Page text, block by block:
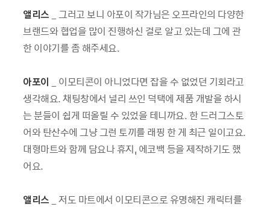
앨리스 _ 그러고 보니 아포이 작가님은 오프라인의 다양한
브랜드와 협업을 많이 진행하신 걸로 알고 있는데 그에 관
한 이야기를 좀 해주세요.
아포이 _ 이모티콘이 아니었다면 잡을 수 없었던 기회라고
생각해요. 채팅창에서 널리 쓰인 덕택에 제품 개발을 하시
는 분들이 쉽게 떠올릴 수 있었을 테니까요. 한 드러그스토
어와 탄산수에 그냥 그런 토끼를 래핑 한 게 최근 일이고요.
대형마트와 함께 담요나 휴지, 에코백 등을 제작하기도 했
어요.
앨리스 _ 저도 마트에서 이모티콘으로 유명해진 캐릭터를